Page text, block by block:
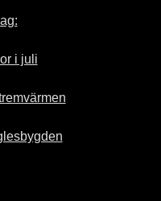
i juli